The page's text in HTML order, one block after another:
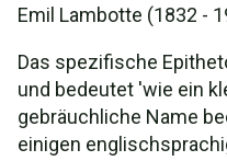
Emil Lambotte (1832 -
Das spezifische
und bedeutet 'wie ein
gebräuchliche Name
einigen